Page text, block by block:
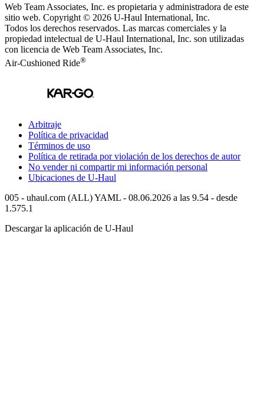
Web Team Associates, Inc. es propietaria y administradora de este
sitio web. Copyright © 2026 U-Haul International, Inc.
Todos los derechos reservados. Las marcas comerciales y la
propiedad intelectual de U-Haul International, Inc. son utilizadas
con licencia de Web Team Associates, Inc.
Air-Cushioned Ride®
Arbitraje
Política de privacidad
Términos de uso
Política de retirada por violación de los derechos de autor
No vender ni compartir mi información personal
Ubicaciones de U-Haul
005 - uhaul.com (ALL) YAML - 08.06.2026 a las 9.54 - desde
1.575.1
Descargar la aplicación de U-Haul